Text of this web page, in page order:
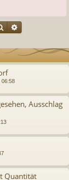
Suche
06:58
Ausschlag
Quantität